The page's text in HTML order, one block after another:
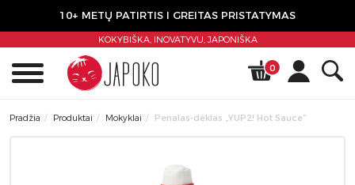
10+ METŲ PATIRTIS I GREITAS PRISTATYMAS
KOKYBIŠKA, INOVATYVU,JAPONIŠKA
0
Pradžia Produktai Mokyklai Penalas-dėklas „YUP2! Hot Sauce”